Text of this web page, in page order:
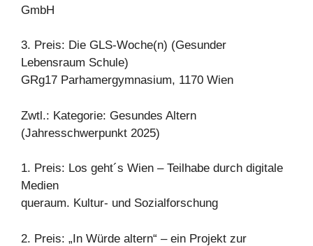
GmbH
3. Preis: Die GLS-Woche(n) (Gesunder
Lebensraum Schule)
GRg17 Parhamergymnasium, 1170 Wien
Zwtl.: Kategorie: Gesundes Altern
(Jahresschwerpunkt 2025)
1. Preis: Los geht´s Wien – Teilhabe durch digitale
Medien
queraum. Kultur- und Sozialforschung
2. Preis: „In Würde altern“ – ein Projekt zur